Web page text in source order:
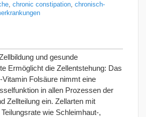
chronic constipation chronisch-
und gesunde
Ermöglicht die Zellentstehung: Das
Folsäure nimmt eine
in allen Prozessen der
Zellteilung ein. Zellarten mit
wie Schleimhaut-,